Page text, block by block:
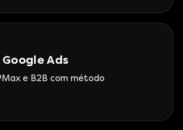
Ads
e B2B com método